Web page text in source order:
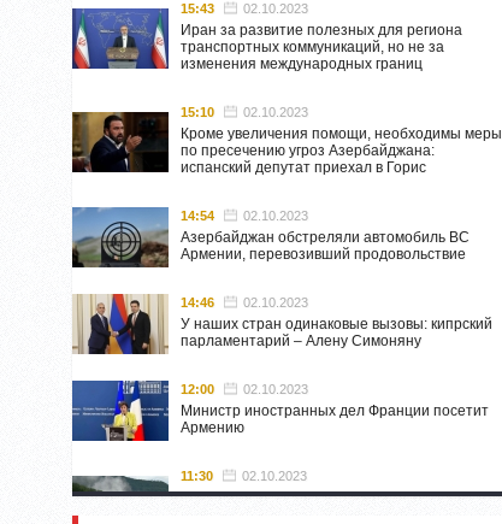
15:43 02.10.2023
Иран за развитие полезных для региона
транспортных коммуникаций, но не за
изменения международных границ
15:10 02.10.2023
Кроме увеличения помощи, необходимы меры
по пресечению угроз Азербайджана:
испанский депутат приехал в Горис
14:54 02.10.2023
Азербайджан обстреляли автомобиль ВС
Армении, перевозивший продовольствие
14:46 02.10.2023
У наших стран одинаковые вызовы: кипрский
парламентарий – Алену Симоняну
12:00 02.10.2023
Министр иностранных дел Франции посетит
Армению
11:30 02.10.2023
Самвел Шахраманян и группа ответственных